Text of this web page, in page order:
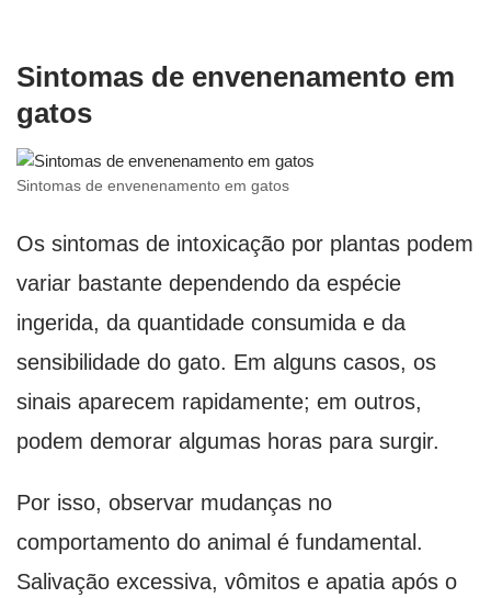
Sintomas de envenenamento em
gatos
Sintomas de envenenamento em gatos
Os sintomas de intoxicação por plantas podem
variar bastante dependendo da espécie
ingerida, da quantidade consumida e da
sensibilidade do gato. Em alguns casos, os
sinais aparecem rapidamente; em outros,
podem demorar algumas horas para surgir.
Por isso, observar mudanças no
comportamento do animal é fundamental.
Salivação excessiva, vômitos e apatia após o